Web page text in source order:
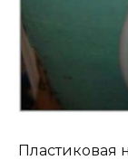
Пластиковая